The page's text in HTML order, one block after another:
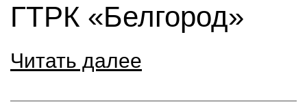
ГТРК «Белгород»
Читать далее